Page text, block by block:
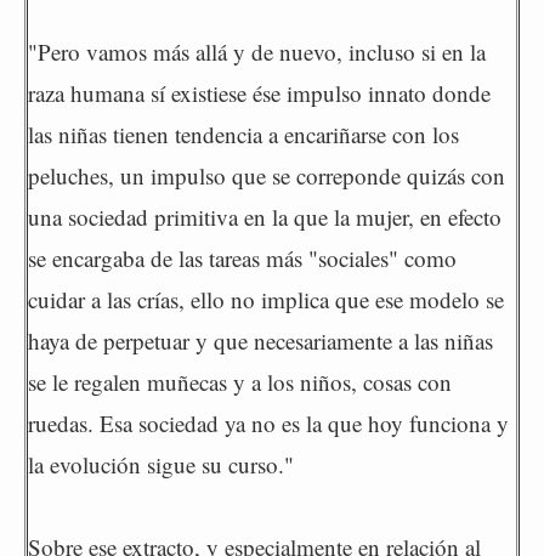
"Pero vamos más allá y de nuevo, incluso si en la
raza humana sí existiese ése impulso innato donde
las niñas tienen tendencia a encariñarse con los
peluches, un impulso que se correponde quizás con
una sociedad primitiva en la que la mujer, en efecto
se encargaba de las tareas más "sociales" como
cuidar a las crías, ello no implica que ese modelo se
haya de perpetuar y que necesariamente a las niñas
se le regalen muñecas y a los niños, cosas con
ruedas. Esa sociedad ya no es la que hoy funciona y
la evolución sigue su curso."
Sobre ese extracto, y especialmente en relación al